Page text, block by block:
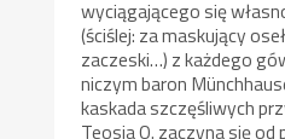
wyciągającego się
(ściślej: za maskujący
zaczeski…) z każdego
niczym baron
kaskada szczęśliwych
Teosia O. zaczyna się